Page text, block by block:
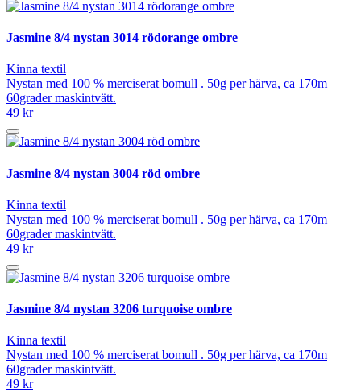
Jasmine 8/4 nystan 3014 rödorange ombre
Kinna textil
Nystan med 100 % merciserat bomull . 50g per härva, ca 170m
60grader maskintvätt.
49 kr
Jasmine 8/4 nystan 3004 röd ombre
Kinna textil
Nystan med 100 % merciserat bomull . 50g per härva, ca 170m
60grader maskintvätt.
49 kr
Jasmine 8/4 nystan 3206 turquoise ombre
Kinna textil
Nystan med 100 % merciserat bomull . 50g per härva, ca 170m
60grader maskintvätt.
49 kr